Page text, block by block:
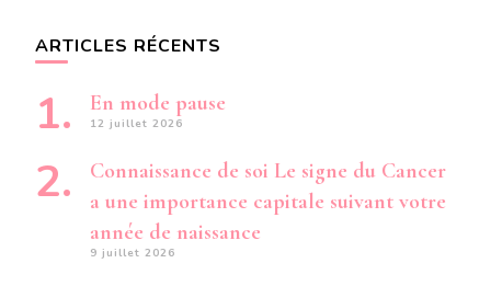
ARTICLES RÉCENTS
En mode pause
12 juillet 2026
Connaissance de soi Le signe du Cancer
a une importance capitale suivant votre
année de naissance
9 juillet 2026